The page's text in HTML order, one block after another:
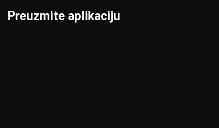
Preuzmite aplikaciju